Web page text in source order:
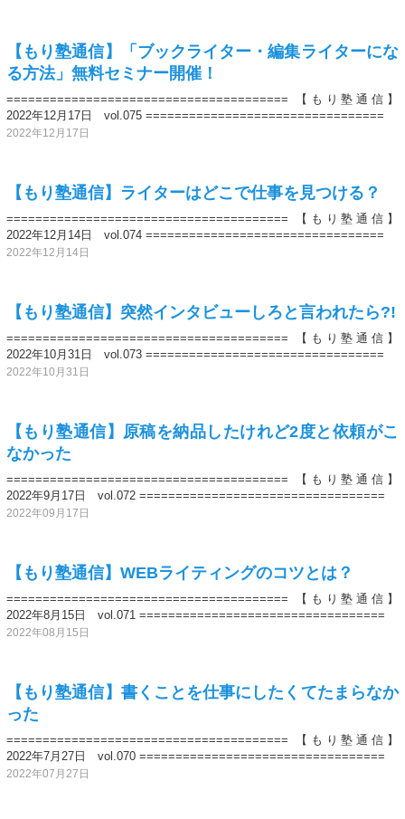
【もり塾通信】「ブックライター・編集ライターにな
る方法」無料セミナー開催！
======================================= 【もり塾通信】
2022年12月17日 vol.075 =================================
2022年12月17日
【もり塾通信】ライターはどこで仕事を見つける？
======================================= 【もり塾通信】
2022年12月14日 vol.074 =================================
2022年12月14日
【もり塾通信】突然インタビューしろと言われたら?!
======================================= 【もり塾通信】
2022年10月31日 vol.073 =================================
2022年10月31日
【もり塾通信】原稿を納品したけれど2度と依頼がこ
なかった
======================================= 【もり塾通信】
2022年9月17日 vol.072 ==================================
2022年09月17日
【もり塾通信】WEBライティングのコツとは？
======================================= 【もり塾通信】
2022年8月15日 vol.071 ==================================
2022年08月15日
【もり塾通信】書くことを仕事にしたくてたまらなか
った
======================================= 【もり塾通信】
2022年7月27日 vol.070 ==================================
2022年07月27日